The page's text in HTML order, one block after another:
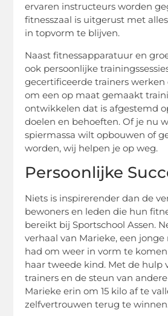
ervaren instructeurs worden
fitnesszaal is uitgerust met
in topvorm te blijven.
Naast fitnessapparatuur en
ook persoonlijke
gecertificeerde trainers
om een op maat gemaakt
ontwikkelen dat is afgestemd
doelen en behoeften. Of je nu
spiermassa wilt opbouwen of
worden, wij helpen je op weg.
Persoonlijke
Niets is inspirerender dan de
bewoners en leden die hun
bereikt bij Sportschool Assen.
verhaal van Marieke, een
had om weer in vorm te
haar tweede kind. Met de hulp
trainers en de steun van
Marieke erin om 15 kilo af te
zelfvertrouwen terug te